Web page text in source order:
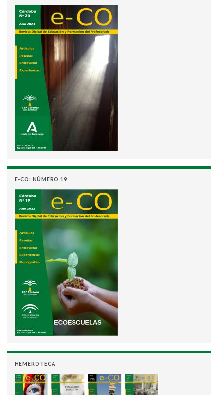
E-CO: NÚMERO 19
HEMEROTECA